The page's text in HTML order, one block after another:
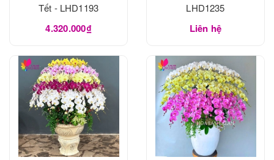
Tết - LHD1193
4.320.000₫
LHD1235
Liên hệ